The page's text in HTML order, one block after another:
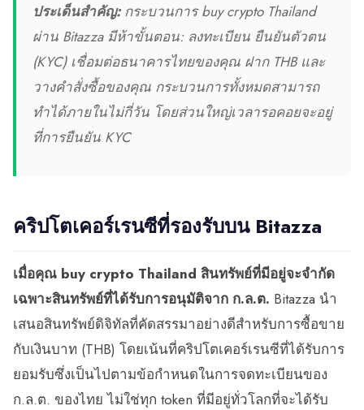
ประเด็นสำคัญ:กระบวนการ buy crypto Thailand
ผ่าน Bitazza มีห้าขั้นตอน: ลงทะเบียน ยืนยันตัวตน
(KYC) เชื่อมต่อธนาคารไทยของคุณ ฝาก THB และ
วางคำสั่งซื้อของคุณ กระบวนการทั้งหมดสามารถ
ทำได้ภายในไม่กี่วัน โดยส่วนใหญ่เวลารอคอยจะอยู่
ที่การยืนยัน KYC
คริปโตเคอร์เรนซีที่รองรับบน Bitazza
เมื่อคุณ buy crypto Thailand สินทรัพย์ที่มีอยู่จะจำกัด
เฉพาะสินทรัพย์ที่ได้รับการอนุมัติจาก ก.ล.ต. Bitazza นำ
เสนอสินทรัพย์ดิจิทัลที่คัดสรรมาอย่างดีสำหรับการซื้อขาย
กับเงินบาท (THB) โดยเน้นที่คริปโตเคอร์เรนซีที่ได้รับการ
ยอมรับซึ่งเป็นไปตามข้อกำหนดในการจดทะเบียนของ
ก.ล.ต. ของไทย ไม่ใช่ทุก token ที่มีอยู่ทั่วโลกที่จะได้รับ